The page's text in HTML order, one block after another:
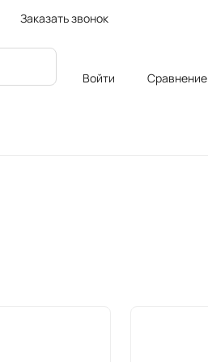
Заказать звонок
Войти Сравнение